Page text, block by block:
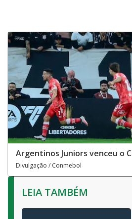
Argentinos Juniors venceu o
Divulgação / Conmebol
LEIA TAMBÉM